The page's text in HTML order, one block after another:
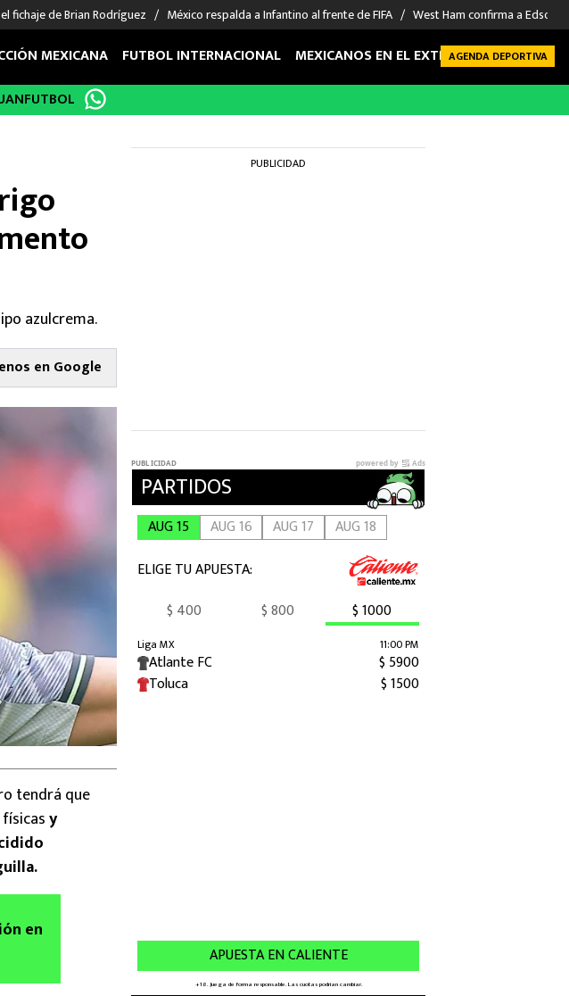
fichaje de Brian Rodríguez México respalda a Infantino al frente de FIFA West Ham confirma a Edson
DEPORTES
NFL
MEXICANA FUTBOL INTERNACIONAL MEXICANOS EN EL EXTRANJERO FUTBOL
AGENDA DEPORTIVA
azulcrema.
en Google
tendrá que
y
en
PUBLICIDAD